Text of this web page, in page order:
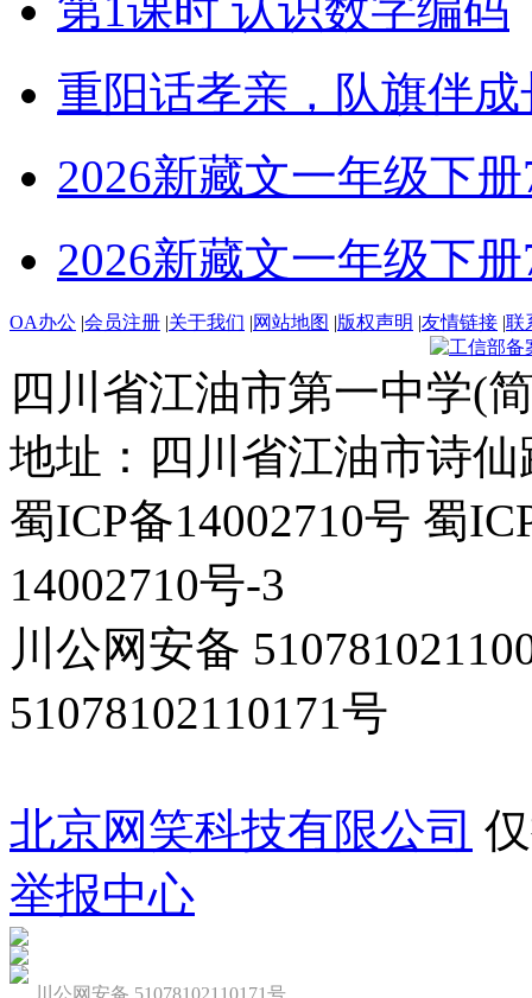
重阳话孝亲，队旗伴成
2026新藏文一年级下册
2026新藏文一年级下册
OA办公 |会员注册 |关于我们 |网站地图 |版权声明 |友情链接 |联
四川省江油市第一中学(
地址：四川省江油市诗仙
蜀ICP备14002710号 蜀
14002710号-3
川公网安备
51078102110171号
北京网笑科技有限公司
举报中心
川公网安备 51078102110171号